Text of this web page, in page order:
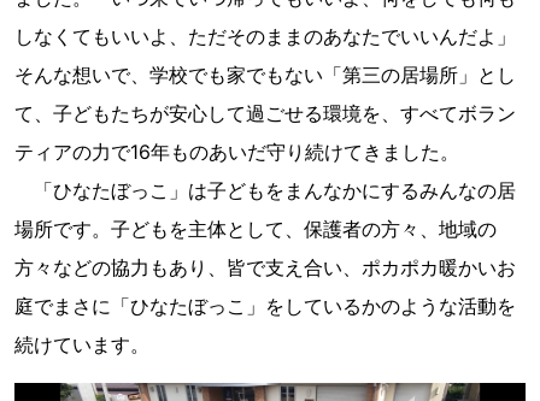
しなくてもいいよ、ただそのままのあなたでいいんだよ」
そんな想いで、学校でも家でもない「第三の居場所」とし
て、子どもたちが安心して過ごせる環境を、すべてボラン
ティアの力で16年ものあいだ守り続けてきました。
「ひなたぼっこ」は子どもをまんなかにするみんなの居
場所です。子どもを主体として、保護者の方々、地域の
方々などの協力もあり、皆で支え合い、ポカポカ暖かいお
庭でまさに「ひなたぼっこ」をしているかのような活動を
続けています。